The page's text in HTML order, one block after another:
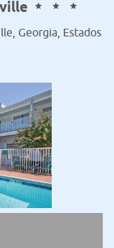
Georgia, Estados